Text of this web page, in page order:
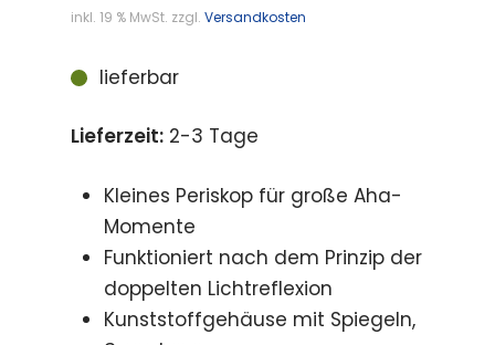
inkl. 19 % MwSt. zzgl. Versandkosten
lieferbar
Lieferzeit: 2-3 Tage
Kleines Periskop für große Aha-
Momente
Funktioniert nach dem Prinzip der
doppelten Lichtreflexion
Kunststoffgehäuse mit Spiegeln,